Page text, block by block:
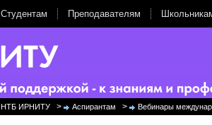
Студентам Преподавателям
НТБ ИРНИТУ > Аспирантам > Вебинары